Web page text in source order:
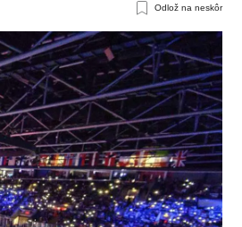
Odlož na neskôr